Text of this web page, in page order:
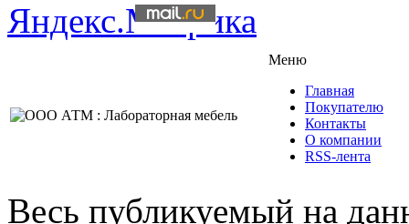
Меню
Главная
Покупателю
Контакты
О компании
RSS-лента
Весь публикуемый на